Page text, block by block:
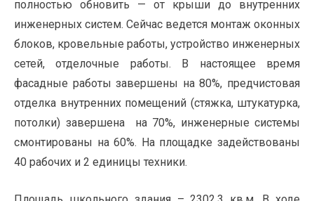
полностью обновить — от крыши до внутренних
инженерных систем. Сейчас ведется монтаж оконных
блоков, кровельные работы, устройство инженерных
сетей, отделочные работы. В настоящее время
фасадные работы завершены на 80%, предчистовая
отделка внутренних помещений (стяжка, штукатурка,
потолки) завершена на 70%, инженерные системы
смонтированы на 60%. На площадке задействованы
40 рабочих и 2 единицы техники.